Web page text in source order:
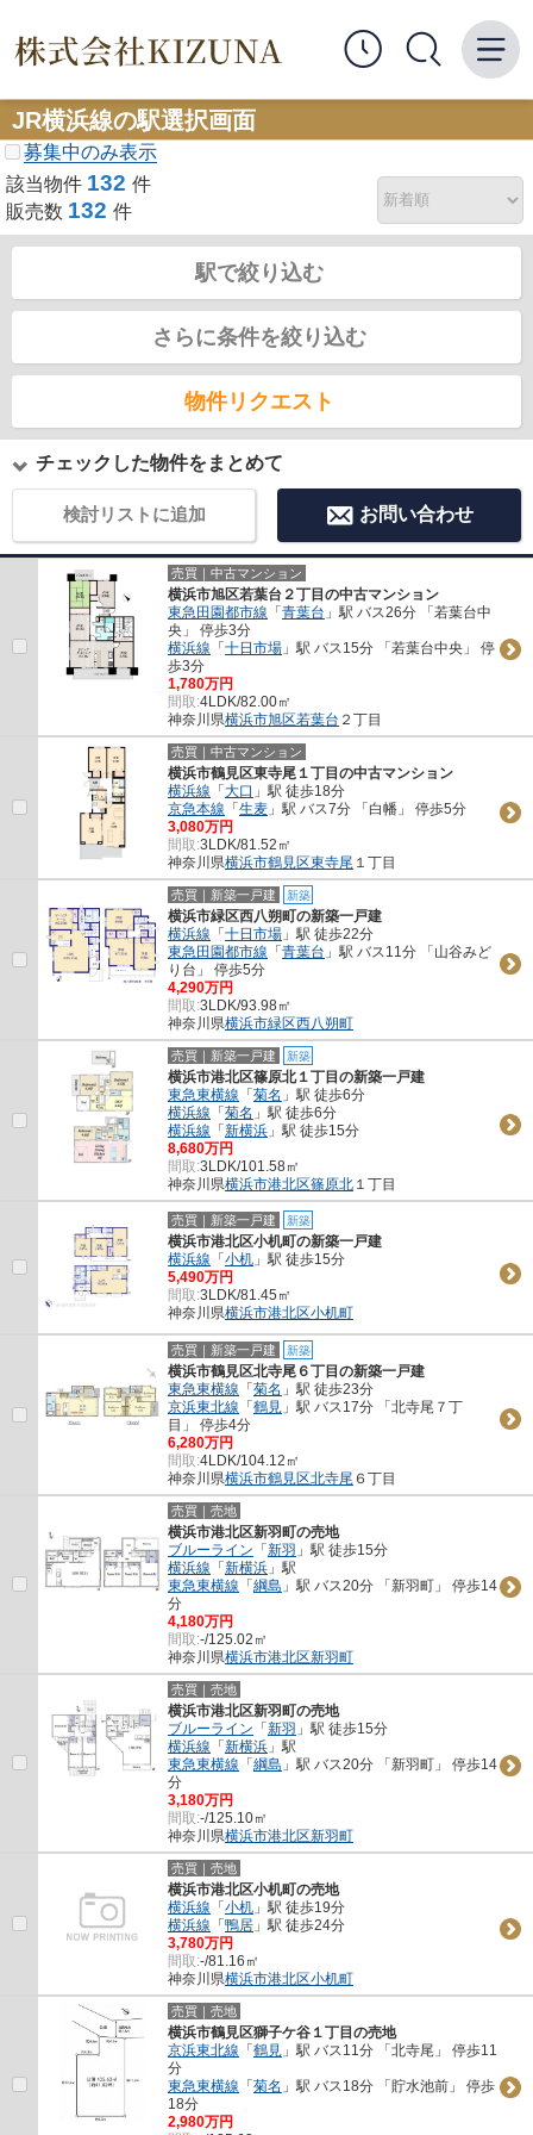
JR横浜線の駅選択画面
募集中のみ表示
該当物件 132 件
販売数 132 件
駅で絞り込む
さらに条件を絞り込む
物件リクエスト
チェックした物件をまとめて
検討リストに追加 お問い合わせ
売買｜中古マンション
横浜市旭区若葉台２丁目の中古マンション
東急田園都市線 「青葉台 」駅 バス26分 「若葉台中
央」 停歩3分
横浜線 「十日市場 」駅 バス15分 「若葉台中央」 停
歩3分
1,780万円
間取:4LDK/82.00㎡
神奈川県横浜市旭区若葉台 ２丁目
売買｜中古マンション
横浜市鶴見区東寺尾１丁目の中古マンション
横浜線 「大口 」駅 徒歩18分
京急本線 「生麦 」駅 バス7分 「白幡」 停歩5分
3,080万円
間取:3LDK/81.52㎡
神奈川県横浜市鶴見区東寺尾 １丁目
売買｜新築一戸建 新築
横浜市緑区西八朔町の新築一戸建
横浜線 「十日市場 」駅 徒歩22分
東急田園都市線 「青葉台 」駅 バス11分 「山谷みど
り台」 停歩5分
4,290万円
間取:3LDK/93.98㎡
神奈川県横浜市緑区西八朔町
売買｜新築一戸建 新築
横浜市港北区篠原北１丁目の新築一戸建
東急東横線 「菊名 」駅 徒歩6分
横浜線 「菊名 」駅 徒歩6分
横浜線 「新横浜 」駅 徒歩15分
8,680万円
間取:3LDK/101.58㎡
神奈川県横浜市港北区篠原北 １丁目
売買｜新築一戸建 新築
横浜市港北区小机町の新築一戸建
横浜線 「小机 」駅 徒歩15分
5,490万円
間取:3LDK/81.45㎡
神奈川県横浜市港北区小机町
売買｜新築一戸建 新築
横浜市鶴見区北寺尾６丁目の新築一戸建
東急東横線 「菊名 」駅 徒歩23分
京浜東北線 「鶴見 」駅 バス17分 「北寺尾７丁
目」 停歩4分
6,280万円
間取:4LDK/104.12㎡
神奈川県横浜市鶴見区北寺尾 ６丁目
売買｜売地
横浜市港北区新羽町の売地
ブルーライン 「新羽 」駅 徒歩15分
横浜線 「新横浜 」駅
東急東横線 「綱島 」駅 バス20分 「新羽町」 停歩14
分
4,180万円
間取:-/125.02㎡
神奈川県横浜市港北区新羽町
売買｜売地
横浜市港北区新羽町の売地
ブルーライン 「新羽 」駅 徒歩15分
横浜線 「新横浜 」駅
東急東横線 「綱島 」駅 バス20分 「新羽町」 停歩14
分
3,180万円
間取:-/125.10㎡
神奈川県横浜市港北区新羽町
売買｜売地
横浜市港北区小机町の売地
横浜線 「小机 」駅 徒歩19分
横浜線 「鴨居 」駅 徒歩24分
3,780万円
間取:-/81.16㎡
神奈川県横浜市港北区小机町
売買｜売地
横浜市鶴見区獅子ケ谷１丁目の売地
京浜東北線 「鶴見 」駅 バス11分 「北寺尾」 停歩11
分
東急東横線 「菊名 」駅 バス18分 「貯水池前」 停歩
18分
2,980万円